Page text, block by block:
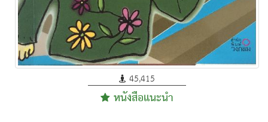
45,415
หนังสือแนะนำ